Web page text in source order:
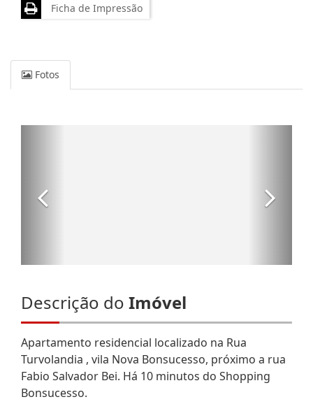
Ficha de Impressão
Fotos
Descrição do Imóvel
Apartamento residencial localizado na Rua
Turvolandia , vila Nova Bonsucesso, próximo a rua
Fabio Salvador Bei. Há 10 minutos do Shopping
Bonsucesso.